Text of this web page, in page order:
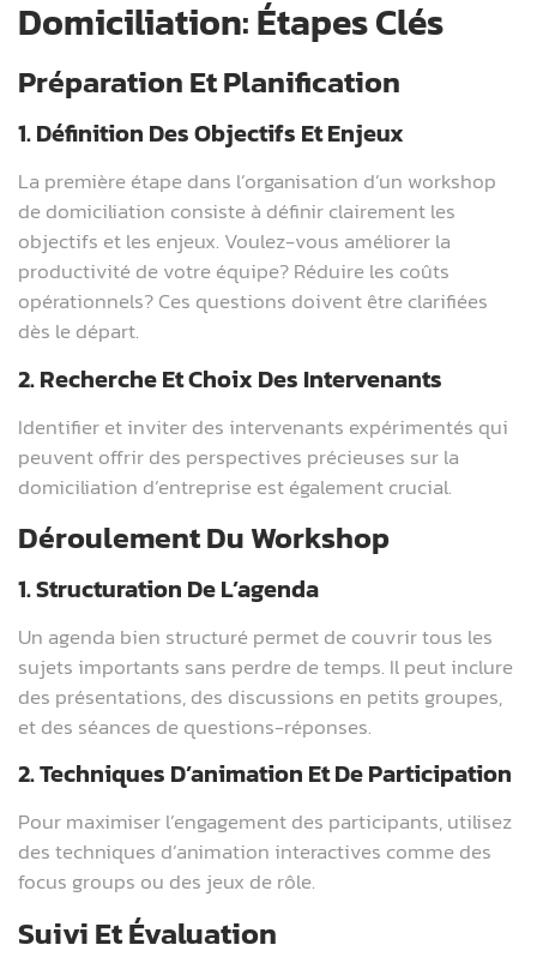
Domiciliation: Étapes Clés
Préparation Et Planification
1. Définition Des Objectifs Et Enjeux
La première étape dans l’organisation d’un workshop
de domiciliation consiste à définir clairement les
objectifs et les enjeux. Voulez-vous améliorer la
productivité de votre équipe? Réduire les coûts
opérationnels? Ces questions doivent être clarifiées
dès le départ.
2. Recherche Et Choix Des Intervenants
Identifier et inviter des intervenants expérimentés qui
peuvent offrir des perspectives précieuses sur la
domiciliation d’entreprise est également crucial.
Déroulement Du Workshop
1. Structuration De L’agenda
Un agenda bien structuré permet de couvrir tous les
sujets importants sans perdre de temps. Il peut inclure
des présentations, des discussions en petits groupes,
et des séances de questions-réponses.
2. Techniques D’animation Et De Participation
Pour maximiser l’engagement des participants, utilisez
des techniques d’animation interactives comme des
focus groups ou des jeux de rôle.
Suivi Et Évaluation